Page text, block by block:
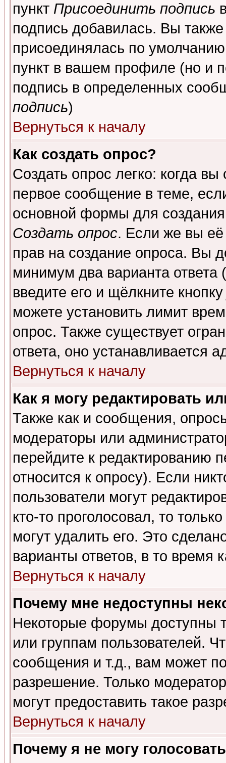
пункт Присоединить подпись
подпись добавилась. Вы
присоединялась по
пункт в вашем профиле (но и
подпись в определенных
подпись)
Вернуться к началу
Как создать опрос?
Создать опрос легко: когда
первое сообщение в теме,
основной формы для
Создать опрос. Если же вы её
прав на создание опроса. Вы
минимум два варианта ответа
введите его и щёлкните
можете установить лимит
опрос. Также существует
ответа, оно устанавливается
Вернуться к началу
Как я могу редактировать
Также как и сообщения,
модераторы или
перейдите к редактированию
относится к опросу). Если
пользователи могут
кто-то проголосовал, то
могут удалить его. Это
варианты ответов, в то время
Вернуться к началу
Почему мне недоступны
Некоторые форумы доступны
или группам пользователей.
сообщения и т.д., вам может
разрешение. Только
могут предоставить такое
Вернуться к началу
Почему я не могу